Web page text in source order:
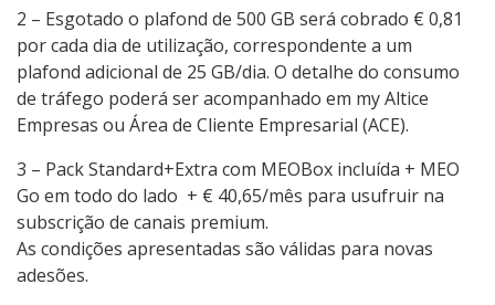
2 – Esgotado o plafond de 500 GB será cobrado € 0,81
por cada dia de utilização, correspondente a um
plafond adicional de 25 GB/dia. O detalhe do consumo
de tráfego poderá ser acompanhado em my Altice
Empresas ou Área de Cliente Empresarial (ACE).
3 – Pack Standard+Extra com MEOBox incluída + MEO
Go em todo do lado + € 40,65/mês para usufruir na
subscrição de canais premium.
As condições apresentadas são válidas para novas
adesões.